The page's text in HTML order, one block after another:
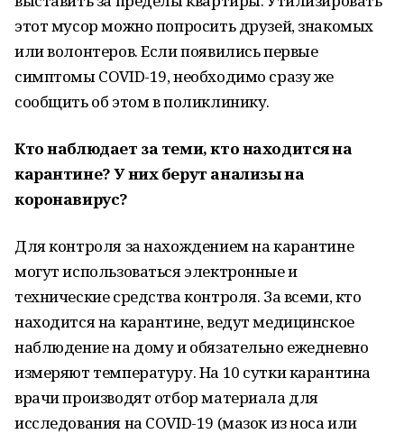
этот мусор можно попросить друзей, знакомых
или волонтеров. Если появились первые
симптомы COVID-19, необходимо сразу же
сообщить об этом в поликлинику.
Кто наблюдает за теми, кто находится на
карантине? У них берут анализы на
коронавирус?
Для контроля за нахождением на карантине
могут использоваться электронные и
технические средства контроля. За всеми, кто
находится на карантине, ведут медицинское
наблюдение на дому и обязательно ежедневно
измеряют температуру. На 10 сутки карантина
врачи производят отбор материала для
исследования на COVID-19 (мазок из носа или